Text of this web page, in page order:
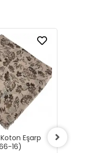
Eşarp
16)